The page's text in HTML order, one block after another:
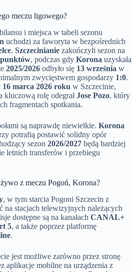
meczu ligowego?
i miejsca w tabeli sezonu
uchodzi za faworyta w bezpośrednich
. Szczecinianie zakończyli sezon na
, podczas gdy Korona uzyskała
2025/2026 odbyło się 13 września w
zwycięstwem gospodarzy 1:0.
16 marca 2026 roku w Szczecinie,
kluczową rolę odegrałJose Pozo, który
fragmentach spotkania.
są naprawdę niewielkie. Korona
potrafią postawić solidny opór
sezon 2026/2027 będą bardziej
letnich transferów i przebiegu
z meczu Pogoń, Korona?
, w tym starcia Pogoni Szczecin z
na stacjach telewizyjnych należących
dostępne są na kanałach CANAL+
5, a także poprzez platformę
.
jest możliwe zarówno przez stronę
aplikacje mobilne na urządzenia z